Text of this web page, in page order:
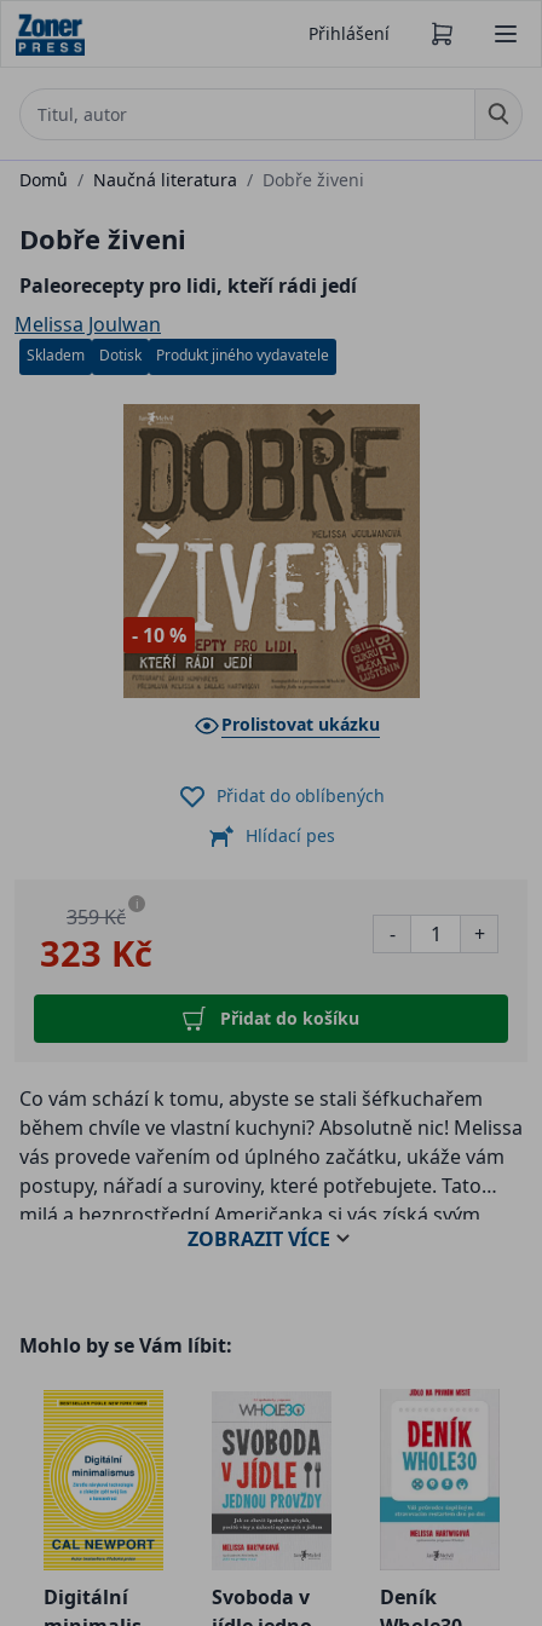
Přihlášení
Domů / Naučná literatura / Dobře živeni
Dobře živeni
Paleorecepty pro lidi, kteří rádi jedí
Melissa Joulwan
Skladem Dotisk Produkt jiného vydavatele
- 10 %
Prolistovat ukázku
323 Kč
359 Kč i
- +
Přidat do košíku
Přidat do oblíbených
Hlídací pes
Co vám schází k tomu, abyste se stali šéfkuchařem
během chvíle ve vlastní kuchyni? Absolutně nic! Melissa
vás provede vařením od úplného začátku, ukáže vám
postupy, nářadí a suroviny, které potřebujete. Tato
milá a bezprostřední Američanka si vás získá svým
bezprostředním stylem a při čtení si budete připadat,
pouze díky drobným úpravám.
Takovou průvodkyni bychom v kuchyni potřebovali
všichni. Pozvěte ji tedy na večeři, nechte si od ní
poradit. Zahrajte si její oblíbenou hru : jak by to šlo
jinak. A pořiďte si stopky. Budete je potřebovat! Musíte
si přece změřit, kolik toho stihnete uvařit během
hodinky. Závod v kuchyni je obrovská legrace,
nenechte si to ujít.
ZOBRAZITVÍCE
Mohlo by se Vám líbit:
Digitální
Svoboda v
Deník